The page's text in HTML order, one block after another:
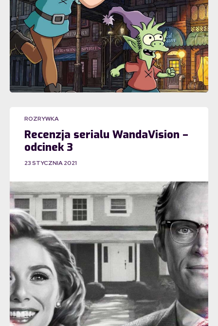
ROZRYWKA
Recenzja serialu WandaVision –
odcinek 3
23 STYCZNIA 2021